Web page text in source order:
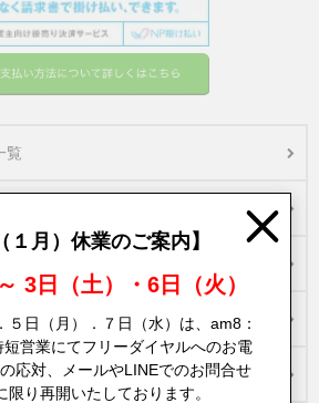
覧
て
１月）休業のご案内】
3日（土）・6日（火）
５日（月）．７日（水）は、am8：
営業にてフリーダイヤルへのお電
応対、メールやLINEでのお問合せ
限り再開いたしております。
Close